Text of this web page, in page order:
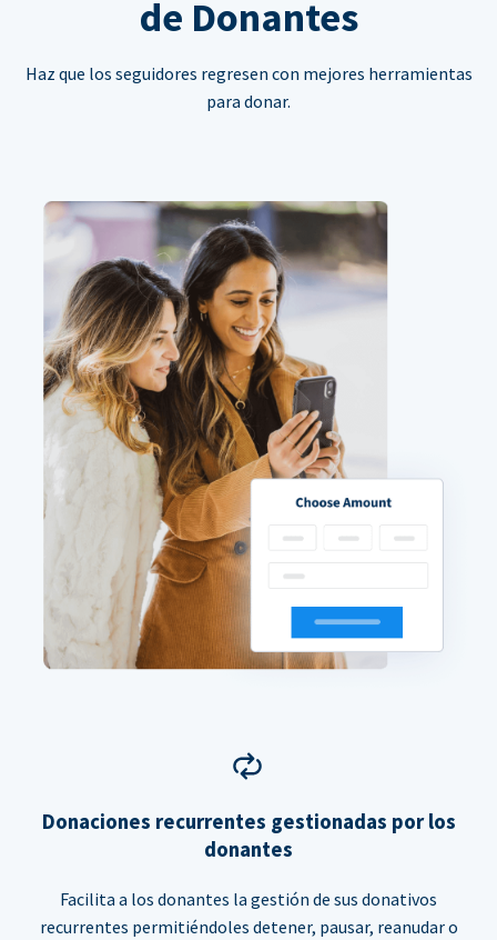
de Donantes
Haz que los seguidores regresen con mejores herramientas
para donar.
Donaciones recurrentes gestionadas por los
donantes
Facilita a los donantes la gestión de sus donativos
recurrentes permitiéndoles detener, pausar, reanudar o